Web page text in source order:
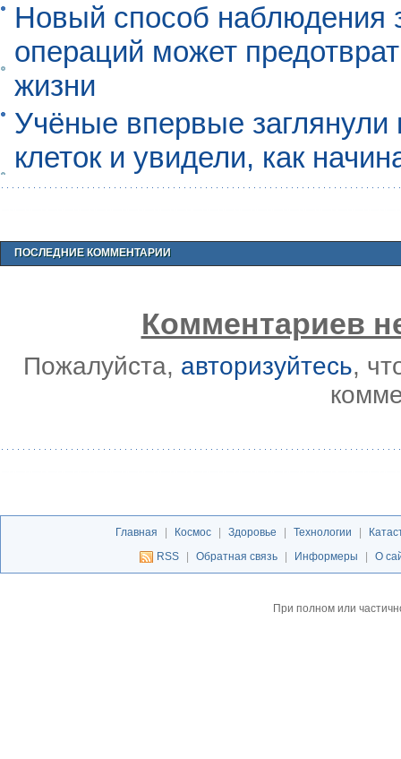
Новый способ наблюдения
операций может
жизни
Учёные впервые
клеток и увидели, как
ПОСЛЕДНИЕ КОММЕНТАРИИ
Комментариев
Пожалуйста, авторизуйтесь,
Главная Космос Здоровье Технологии
RSS
Обратная связь Информеры О
При полном или